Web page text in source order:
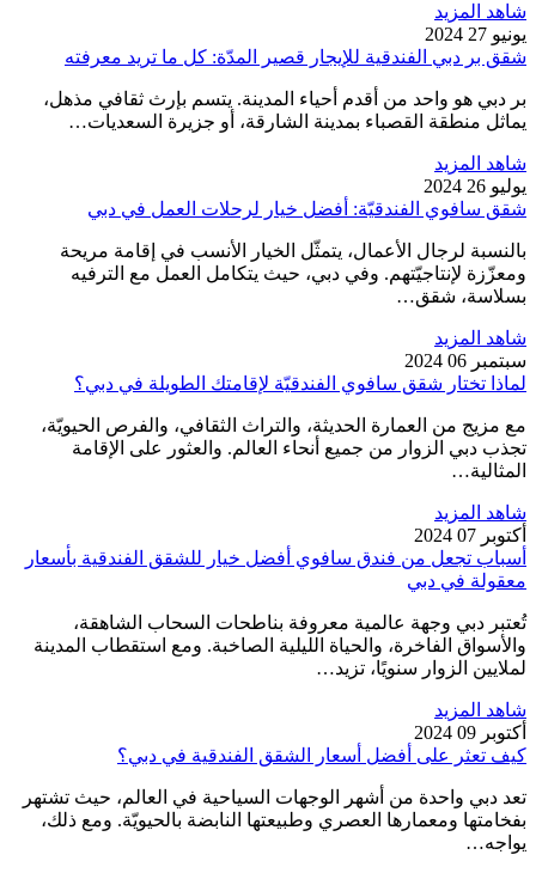
شاهد المزيد
يونيو 27 2024
شقق بر دبي الفندقية للإيجار قصير المدّة: كل ما تريد معرفته
بر دبي هو واحد من أقدم أحياء المدينة. يتسم بإرث ثقافي مذهل،
يماثل منطقة القصباء بمدينة الشارقة، أو جزيرة السعديات…
شاهد المزيد
يوليو 26 2024
شقق سافوي الفندقيّة: أفضل خيار لرحلات العمل في دبي
بالنسبة لرجال الأعمال، يتمثّل الخيار الأنسب في إقامة مريحة
ومعزّزة لإنتاجيّتهم. وفي دبي، حيث يتكامل العمل مع الترفيه
بسلاسة، شقق…
شاهد المزيد
سبتمبر 06 2024
لماذا تختار شقق سافوي الفندقيّة لإقامتك الطويلة في دبي؟
مع مزيج من العمارة الحديثة، والتراث الثقافي، والفرص الحيويّة،
تجذب دبي الزوار من جميع أنحاء العالم. والعثور على الإقامة
المثالية…
شاهد المزيد
أكتوبر 07 2024
أسباب تجعل من فندق سافوي أفضل خيار للشقق الفندقية بأسعار
معقولة في دبي
تُعتبر دبي وجهة عالمية معروفة بناطحات السحاب الشاهقة،
والأسواق الفاخرة، والحياة الليلية الصاخبة. ومع استقطاب المدينة
لملايين الزوار سنويًا، تزيد…
شاهد المزيد
أكتوبر 09 2024
كيف تعثر على أفضل أسعار الشقق الفندقية في دبي؟
تعد دبي واحدة من أشهر الوجهات السياحية في العالم، حيث تشتهر
بفخامتها ومعمارها العصري وطبيعتها النابضة بالحيويّة. ومع ذلك،
يواجه…